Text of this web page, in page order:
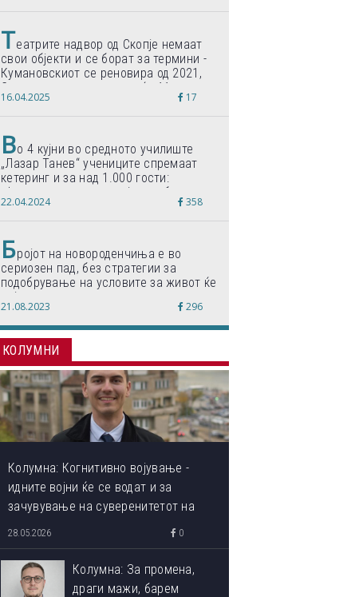
Театрите надвор од Скопје немаат
свои објекти и се борат за термини -
Кумановскиот се реновира од 2021,
Струмичкиот се гради веќе 11 години
16.04.2025 17
Во 4 кујни во средното училиште
„Лазар Танев“ учениците спремаат
кетеринг и за над 1.000 гости:
„Формиравме компанија и работиме
по светски стандарди“
22.04.2024 358
Бројот на новороденчиња е во
сериозен пад, без стратегии за
подобрување на условите за живот ќе
дојде до затворање на училишта,
предупредуваат експертите
21.08.2023 296
КОЛУМНИ
Колумна: Когнитивно војување -
идните војни ќе се водат и за
зачувување на суверенитетот на
сопствениот ум
28.05.2026 0
Колумна: За промена,
драги мажи, барем